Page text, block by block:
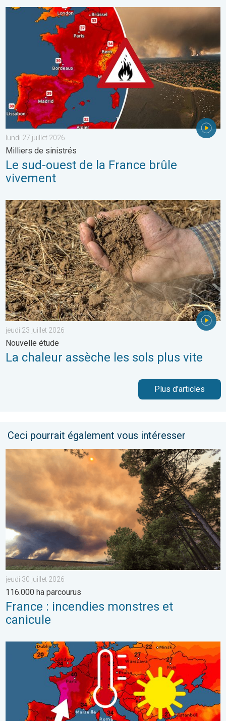
Le sud-ouest de la France brûle vivement. Milliers de sinistrés.
lundi 27 juillet 2026
Milliers de sinistrés
Le sud-ouest de la France brûle
vivement
La chaleur assèche les sols plus vite. Nouvelle étude. . . jeudi
jeudi 23 juillet 2026
Nouvelle étude
La chaleur assèche les sols plus vite
Plus d'articles
Ceci pourrait également vous intéresser
France : incendies monstres et canicule. 116.000 ha
jeudi 30 juillet 2026
116.000 ha parcourus
France : incendies monstres et
canicule
Vague de chaleur historique en France. Des centaines de